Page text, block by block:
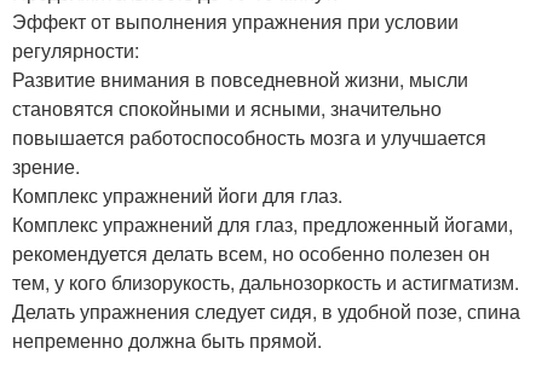
Эффект от выполнения упражнения при условии
регулярности:
Развитие внимания в повседневной жизни, мысли
становятся спокойными и ясными, значительно
повышается работоспособность мозга и улучшается
зрение.
Комплекс упражнений йоги для глаз.
Комплекс упражнений для глаз, предложенный йогами,
рекомендуется делать всем, но особенно полезен он
тем, у кого близорукость, дальнозоркость и астигматизм.
Делать упражнения следует сидя, в удобной позе, спина
непременно должна быть прямой.